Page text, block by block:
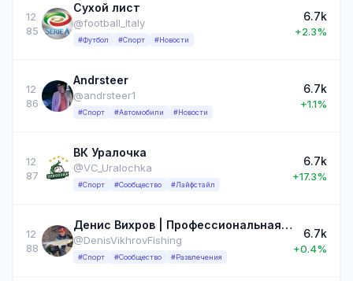
12
85
Сухой лист
@football_Italy
#Футбол #Спорт #Новости
6.7k
+2.3%
12
86
Andrsteer
@andrsteer1
#Спорт #Автомобили #Новости
6.7k
+1.1%
12
87
ВК Уралочка
@VC_Uralochka
#Спорт #Сообщество #Лайфстайл
6.7k
+17.3%
12
88
Денис Вихров | Профессиональная и любительская рыбалка | Denis Vikhrov Fishing
@DenisVikhrovFishing
#Спорт #Сообщество #Развлечения
6.7k
+0.4%